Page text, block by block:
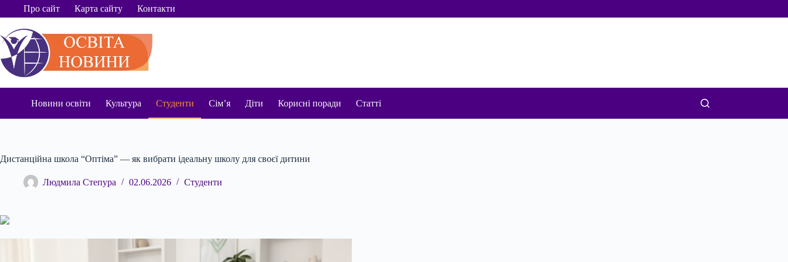
ПерейтиПро сайт Карта сайту Контакти
Новини освіти Культура Студенти Сім’я Діти Корисні поради Статті
Дистанційна школа “Оптіма” — як вибрати ідеальну школу для своєї дитини
Людмила Степура 02.06.2026 Студенти